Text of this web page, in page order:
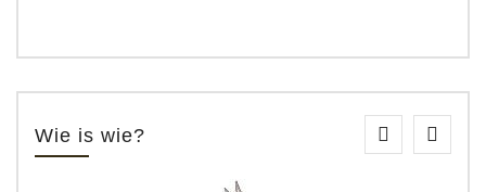
Wie is wie?